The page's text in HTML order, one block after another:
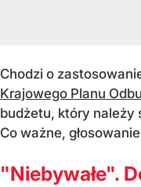
Chodzi o
Krajowego Planu
budżetu, który należy
Co ważne,
"Niebywałe".